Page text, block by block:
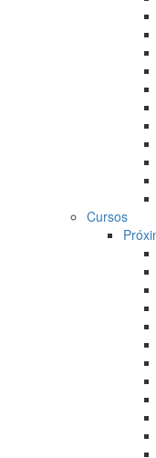
Cursos